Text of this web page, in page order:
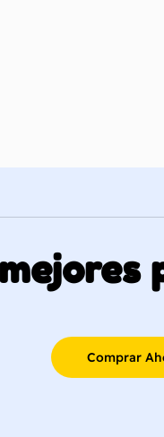
Comprar